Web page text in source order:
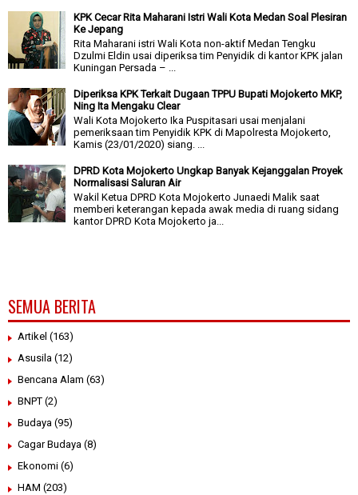
KPK Cecar Rita Maharani Istri Wali Kota Medan Soal Plesiran
Ke Jepang
Rita Maharani istri Wali Kota non-aktif Medan Tengku
Dzulmi Eldin usai diperiksa tim Penyidik di kantor KPK jalan
Kuningan Persada – ...
Diperiksa KPK Terkait Dugaan TPPU Bupati Mojokerto MKP,
Ning Ita Mengaku Clear
Wali Kota Mojokerto Ika Puspitasari usai menjalani
pemeriksaan tim Penyidik KPK di Mapolresta Mojokerto,
Kamis (23/01/2020) siang. ...
DPRD Kota Mojokerto Ungkap Banyak Kejanggalan Proyek
Normalisasi Saluran Air
Wakil Ketua DPRD Kota Mojokerto Junaedi Malik saat
memberi keterangan kepada awak media di ruang sidang
kantor DPRD Kota Mojokerto ja...
SEMUA BERITA
Artikel (163)
Asusila (12)
Bencana Alam (63)
BNPT (2)
Budaya (95)
Cagar Budaya (8)
Ekonomi (6)
HAM (203)